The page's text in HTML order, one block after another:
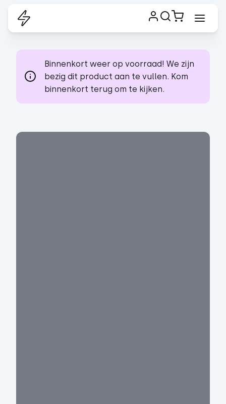
Binnenkort weer op voorraad! We zijn
bezig dit product aan te vullen. Kom
binnenkort terug om te kijken.